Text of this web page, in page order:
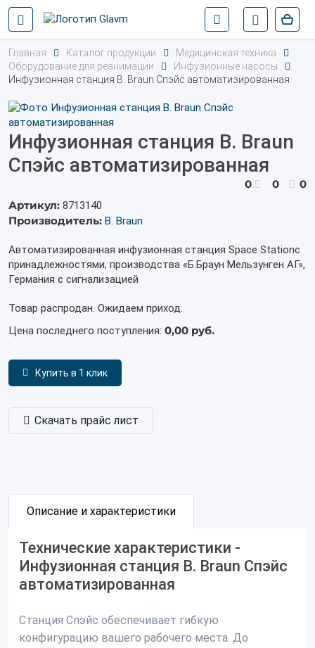
Главная Каталог продукции
Медицинская техника
Оборудование для реанимации
Инфузионные насосы
Инфузионная станция B. Braun Спэйс автоматизированная
Инфузионная станция B. Braun
Спэйс автоматизированная
0 0
0
Артикул: 8713140
Производитель: B. Braun
Автоматизированная инфузионная станция Space Stationс
принадлежностями, производства «Б.Браун Мельзунген АГ»,
Германия с сигнализацией
Товар распродан. Ожидаем приход.
Цена последнего поступления: 0,00 руб.
Купить в 1 клик
Скачать прайс лист
Описание и характеристики
Технические характеристики -
Инфузионная станция B. Braun Спэйс
автоматизированная
Станция Спэйс обеспечивает гибкую
конфигурацию вашего рабочего места. До